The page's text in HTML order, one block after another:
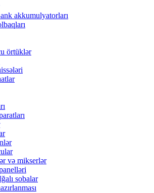
akkumulyatorları
örtüklər
və mikserlər
sobalar